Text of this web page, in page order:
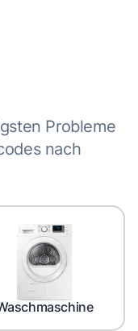
Probleme
nach